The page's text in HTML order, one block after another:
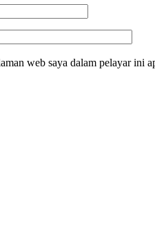
web saya dalam pelayar ini